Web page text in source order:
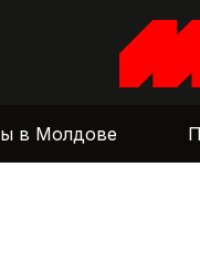
в Молдове